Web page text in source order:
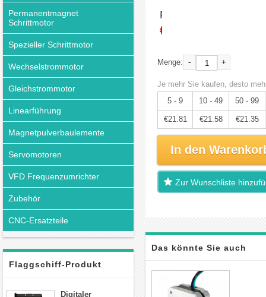
Permanentmagnet
Schrittmotor
Spezieller Schrittmotor
Wechselstrommotor
Gleichstrommotor
Linearführung
Magnetpulverbaulemente
Servomotoren
VFD Frequenzumrichter
Zubehör
CNC-Ersatzteile
Flaggschiff-Produkt
Digitaler
Preis:
€22.96
Menge: - +
Je mehr Sie kaufen, desto
5 - 9
10 - 49 50 - 99
€21.81 €21.58 €21.35
In den
Zur Wunschliste
Das könnte Sie auch
interessieren